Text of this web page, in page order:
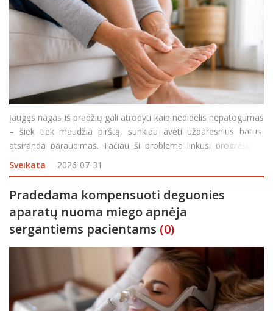
Įaugęs nagas iš pradžių gali atrodyti kaip nedidelis nepatogumas
– šiek tiek maudžia pirštą, sunkiau avėti uždaresnius batus,
atsiranda paraudimas. Tačiau ši problema linkusi progresuoti,
ypač jei nagas ir toliau spaudžia aplinkinius audinius. Negydomas
įaugęs nagas
Sveikata 2026-07-31
Pradedama kompensuoti deguonies
aparatų nuoma miego apnėja
sergantiems pacientams (0)